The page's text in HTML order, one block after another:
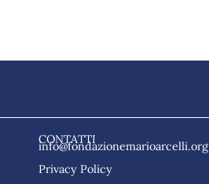
CONTATTI
info@fondazionemarioarcelli.org
Privacy Policy